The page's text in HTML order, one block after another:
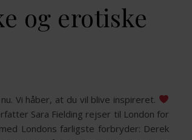
og erotiske
Vi håber, at du vil blive inspireret.
Sara Fielding rejser til London for
Londons farligste forbryder: Derek